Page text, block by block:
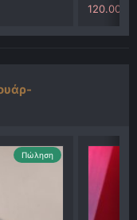
120.00
Πώληση